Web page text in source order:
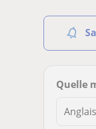
Quelle